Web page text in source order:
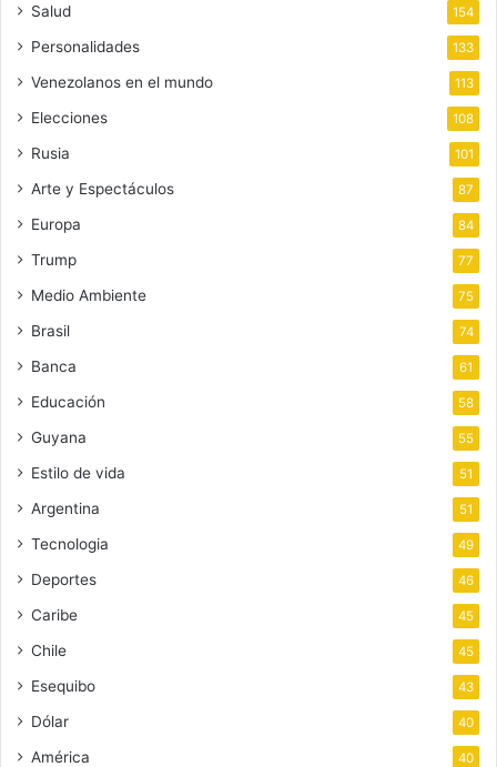
Salud 154
Personalidades 133
Venezolanos en el mundo 113
Elecciones 108
Rusia 101
Arte y Espectáculos 87
Europa 84
Trump 77
Medio Ambiente 75
Brasil 74
Banca 61
Educación 58
Guyana 55
Estilo de vida 51
Argentina 51
Tecnologia 49
Deportes 46
Caribe 45
Chile 45
Esequibo 43
Dólar 40
América 40